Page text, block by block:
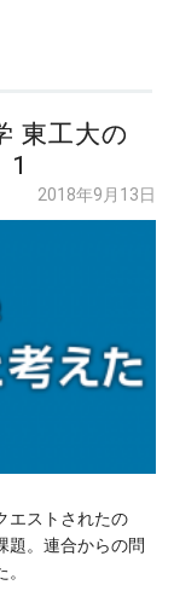
東工大の
1
2018年9月13日
エストされたの
題。連合からの問